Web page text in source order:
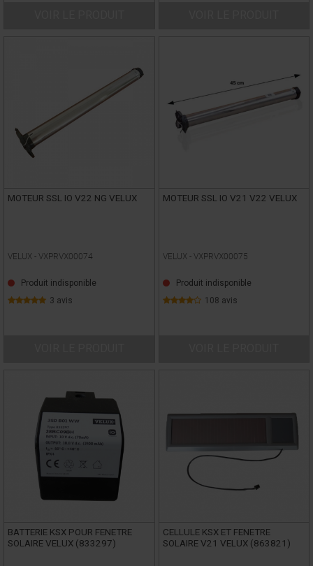
MOTEUR SSL IO V22 NG VELUX
VELUX - VXPRVX00074
Produit indisponible
3 avis
MOTEUR SSL IO V21 V22 VELUX
VELUX - VXPRVX00075
Produit indisponible
108 avis
BATTERIE KSX POUR FENETRE
SOLAIRE VELUX (833297)
CELLULE KSX ET FENETRE
SOLAIRE V21 VELUX (863821)